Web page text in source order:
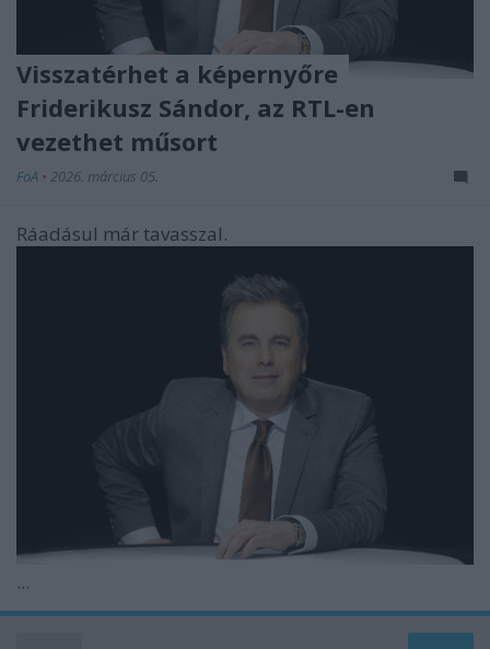
Visszatérhet a képernyőre
Friderikusz Sándor, az RTL-en
vezethet műsort
FoA • 2026. március 05.
Ráadásul már tavasszal.
...